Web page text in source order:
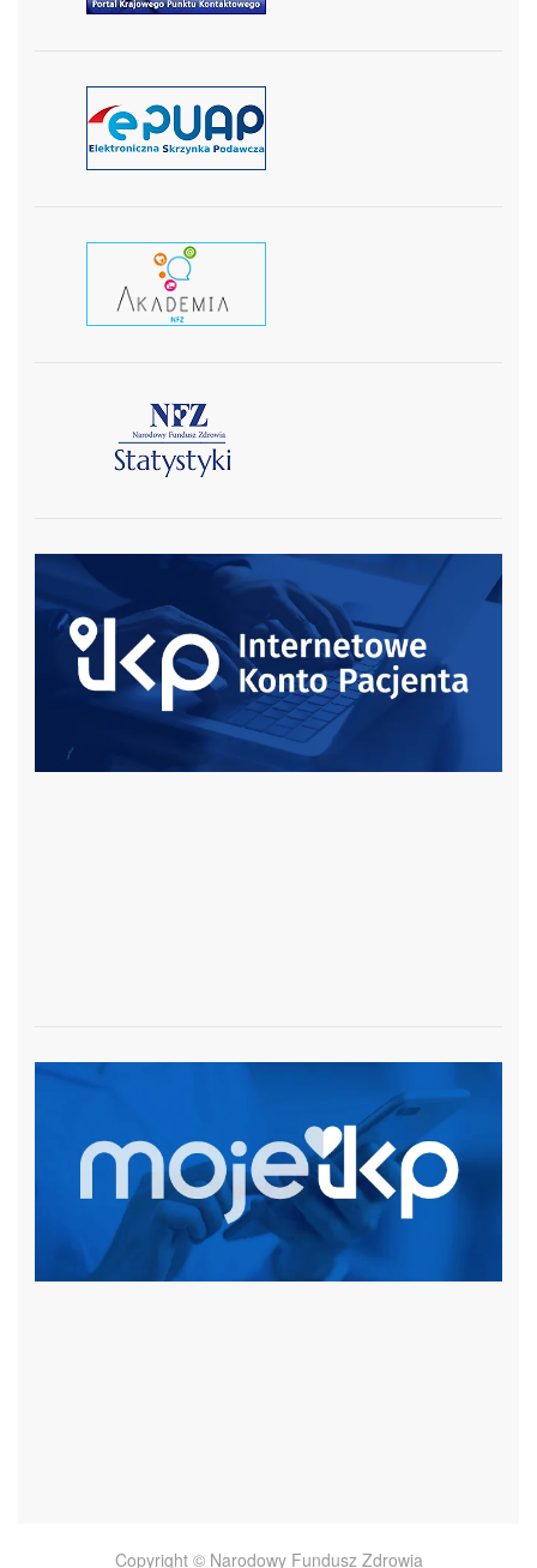
czytaj więcej
czytaj więcej
czytaj więcej
czytaj więcej
Copyright © Narodowy Fundusz Zdrowia